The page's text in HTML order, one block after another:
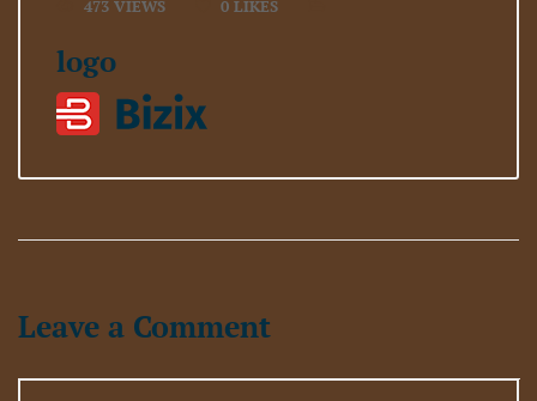
473 VIEWS
0 LIKES
logo
Leave a Comment